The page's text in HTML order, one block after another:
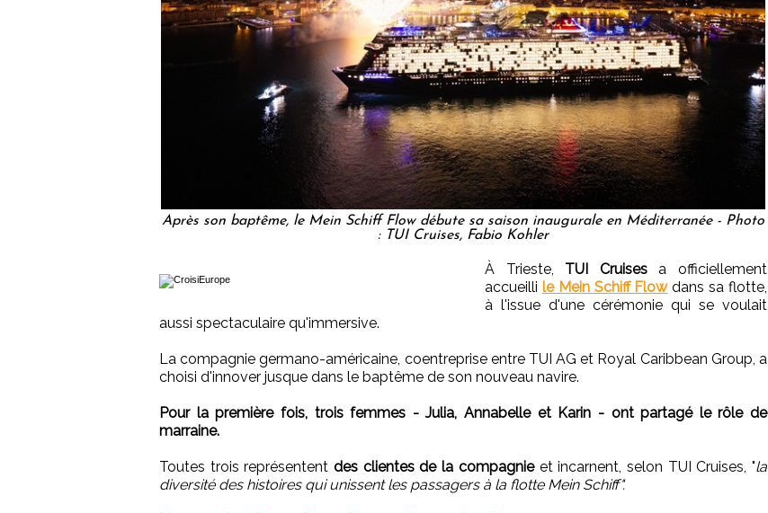
Après son baptême, le Mein Schiff Flow débute sa saison inaugurale en Méditerranée - Photo
: TUI Cruises, Fabio Kohler
À Trieste, TUI Cruisesa officiellement
accueilli le Mein Schiff Flowdans sa flotte,
à l'issue d'une cérémonie qui se voulait
aussi spectaculaire qu'immersive.
La compagnie germano-américaine, coentreprise entre TUI AG et Royal Caribbean Group, a
choisi d'innover jusque dans le baptême de son nouveau navire.
Pour la première fois, trois femmes - Julia, Annabelle et Karin - ont partagé le rôle de
marraine.
Toutes trois représententdes clientes de la compagnieet incarnent, selon TUI Cruises, "la
diversité des histoires qui unissent les passagers à la flotte Mein Schiff".